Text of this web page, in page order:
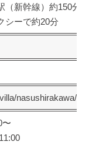
（新幹線）約150分→新
シーで約20分
nasushirakawa/
〜